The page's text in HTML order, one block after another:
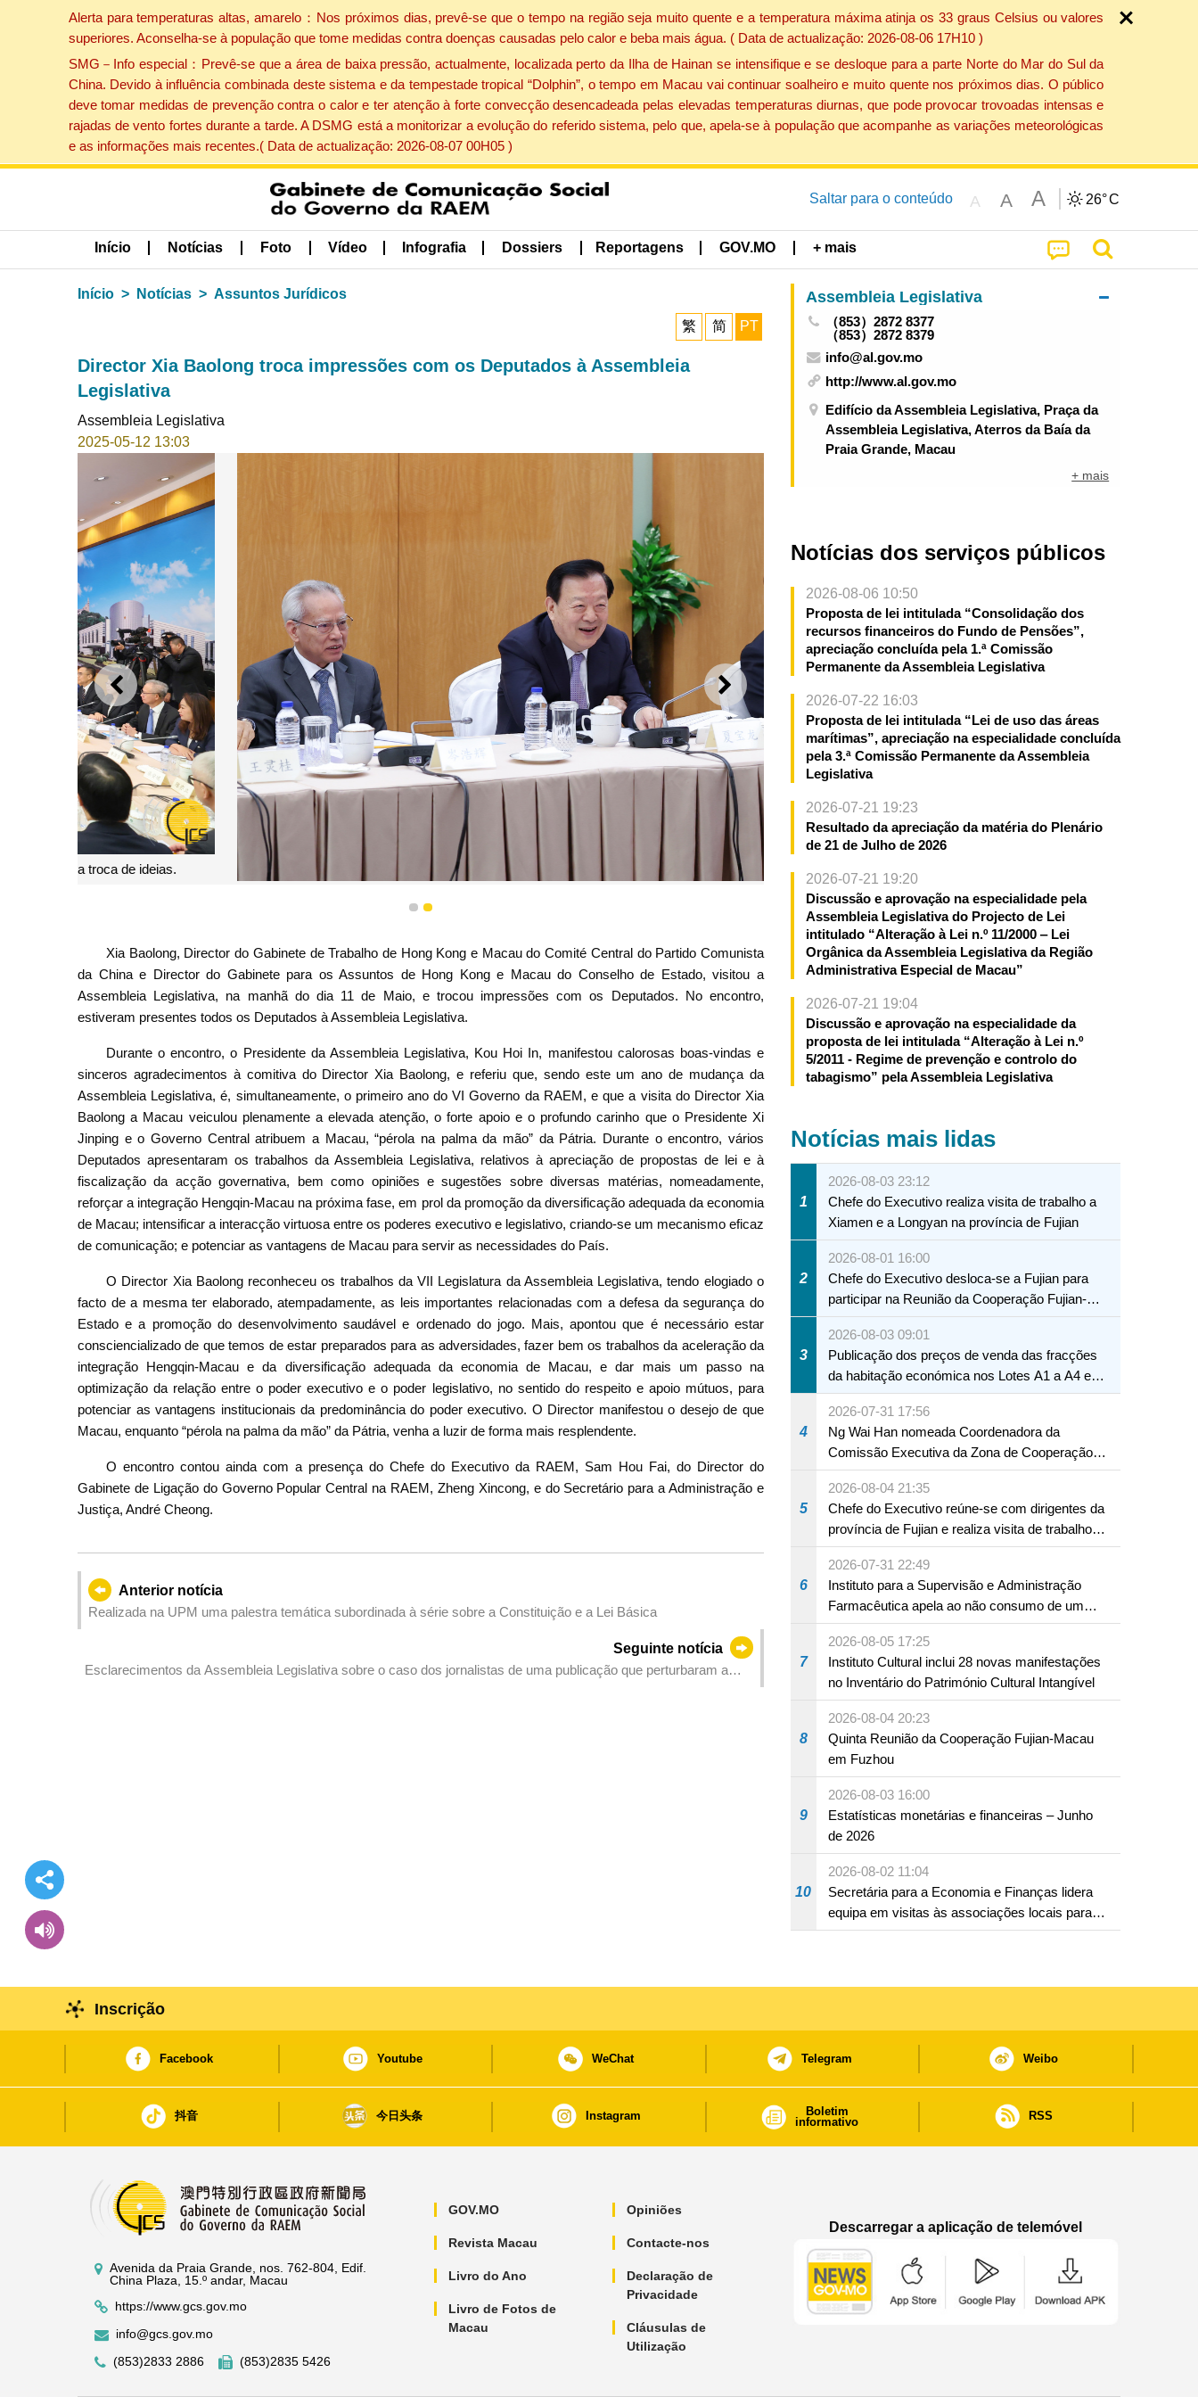
Alerta para temperaturas altas, amarelo：Nos próximos dias, prevê-se que o tempo na região seja muito quente e a temperatura máxima atinja os 33 graus Celsius ou valores
superiores. Aconselha-se à população que tome medidas contra doenças causadas pelo calor e beba mais água. ( Data de actualização: 2026-08-06 17H10 )
SMG－Info especial：Prevê-se que a área de baixa pressão, actualmente, localizada perto da Ilha de Hainan se intensifique e se desloque para a parte Norte do Mar do Sul da
China. Devido à influência combinada deste sistema e da tempestade tropical “Dolphin”, o tempo em Macau vai continuar soalheiro e muito quente nos próximos dias. O público
deve tomar medidas de prevenção contra o calor e ter atenção à forte convecção desencadeada pelas elevadas temperaturas diurnas, que pode provocar trovoadas intensas e
rajadas de vento fortes durante a tarde. A DSMG está a monitorizar a evolução do referido sistema, pelo que, apela-se à população que acompanhe as variações meteorológicas
e as informações mais recentes.( Data de actualização: 2026-08-07 00H05 )
Saltar para o conteúdo A A A 26°C
Início Notícias Foto Vídeo Infografia Dossiers Reportagens GOV.MO + mais
Início Notícias Assuntos Jurídicos
繁 简 PT
Director Xia Baolong troca impressões com os Deputados à Assembleia
Legislativa
Assembleia Legislativa
2025-05-12 13:03
ANTERIOR SEGUINTE
1
2
Xia Baolong, Director do Gabinete de Trabalho de Hong Kong e Macau do Comité Central do Partido Comunista
da China e Director do Gabinete para os Assuntos de Hong Kong e Macau do Conselho de Estado, visitou a
Assembleia Legislativa, na manhã do dia 11 de Maio, e trocou impressões com os Deputados. No encontro,
estiveram presentes todos os Deputados à Assembleia Legislativa.
Durante o encontro, o Presidente da Assembleia Legislativa, Kou Hoi In, manifestou calorosas boas-vindas e
sinceros agradecimentos à comitiva do Director Xia Baolong, e referiu que, sendo este um ano de mudança da
Assembleia Legislativa, é, simultaneamente, o primeiro ano do VI Governo da RAEM, e que a visita do Director Xia
Baolong a Macau veiculou plenamente a elevada atenção, o forte apoio e o profundo carinho que o Presidente Xi
Jinping e o Governo Central atribuem a Macau, “pérola na palma da mão” da Pátria. Durante o encontro, vários
Deputados apresentaram os trabalhos da Assembleia Legislativa, relativos à apreciação de propostas de lei e à
fiscalização da acção governativa, bem como opiniões e sugestões sobre diversas matérias, nomeadamente,
reforçar a integração Hengqin-Macau na próxima fase, em prol da promoção da diversificação adequada da economia
de Macau; intensificar a interacção virtuosa entre os poderes executivo e legislativo, criando-se um mecanismo eficaz
de comunicação; e potenciar as vantagens de Macau para servir as necessidades do País.
O Director Xia Baolong reconheceu os trabalhos da VII Legislatura da Assembleia Legislativa, tendo elogiado o
facto de a mesma ter elaborado, atempadamente, as leis importantes relacionadas com a defesa da segurança do
Estado e a promoção do desenvolvimento saudável e ordenado do jogo. Mais, apontou que é necessário estar
consciencializado de que temos de estar preparados para as adversidades, fazer bem os trabalhos da aceleração da
integração Hengqin-Macau e da diversificação adequada da economia de Macau, e dar mais um passo na
optimização da relação entre o poder executivo e o poder legislativo, no sentido do respeito e apoio mútuos, para
potenciar as vantagens institucionais da predominância do poder executivo. O Director manifestou o desejo de que
Macau, enquanto “pérola na palma da mão” da Pátria, venha a luzir de forma mais resplendente.
O encontro contou ainda com a presença do Chefe do Executivo da RAEM, Sam Hou Fai, do Director do
Gabinete de Ligação do Governo Popular Central na RAEM, Zheng Xincong, e do Secretário para a Administração e
Justiça, André Cheong.
Anterior notícia
Realizada na UPM uma palestra temática subordinada à série sobre a Constituição e a Lei Básica
Seguinte notícia
Esclarecimentos da Assembleia Legislativa sobre o caso dos jornalistas de uma publicação que perturbaram a
Assembleia Legislativa
（853）2872 8377
（853）2872 8379
info@al.gov.mo
http://www.al.gov.mo
Edifício da Assembleia Legislativa, Praça da
Assembleia Legislativa, Aterros da Baía da
Praia Grande, Macau
+ mais
Notícias dos serviços públicos
2026-08-06 10:50
Proposta de lei intitulada “Consolidação dos
recursos financeiros do Fundo de Pensões”,
apreciação concluída pela 1.ª Comissão
Permanente da Assembleia Legislativa
2026-07-22 16:03
Proposta de lei intitulada “Lei de uso das áreas
marítimas”, apreciação na especialidade concluída
pela 3.ª Comissão Permanente da Assembleia
Legislativa
2026-07-21 19:23
Resultado da apreciação da matéria do Plenário
de 21 de Julho de 2026
2026-07-21 19:20
Discussão e aprovação na especialidade pela
Assembleia Legislativa do Projecto de Lei
intitulado “Alteração à Lei n.º 11/2000 ‒ Lei
Orgânica da Assembleia Legislativa da Região
Administrativa Especial de Macau”
2026-07-21 19:04
Discussão e aprovação na especialidade da
proposta de lei intitulada “Alteração à Lei n.º
5/2011 - Regime de prevenção e controlo do
tabagismo” pela Assembleia Legislativa
Notícias mais lidas
1
2026-08-03 23:12
Chefe do Executivo realiza visita de trabalho a
Xiamen e a Longyan na província de Fujian
2
2026-08-01 16:00
Chefe do Executivo desloca-se a Fujian para
participar na Reunião da Cooperação Fujian-
Macau
3
2026-08-03 09:01
Publicação dos preços de venda das fracções
da habitação económica nos Lotes A1 a A4 e
A12 da Zona A dos Novos Aterros
4
2026-07-31 17:56
Ng Wai Han nomeada Coordenadora da
Comissão Executiva da Zona de Cooperação
Aprofundada entre Guangdong e Macau em
Hengqin
5
2026-08-04 21:35
Chefe do Executivo reúne-se com dirigentes da
província de Fujian e realiza visita de trabalho
em Fuzhou
6
2026-07-31 22:49
Instituto para a Supervisão e Administração
Farmacêutica apela ao não consumo de um
produto com substâncias medicamentosas
ocidentais
7
2026-08-05 17:25
Instituto Cultural inclui 28 novas manifestações
no Inventário do Património Cultural Intangível
8
2026-08-04 20:23
Quinta Reunião da Cooperação Fujian-Macau
em Fuzhou
9
2026-08-03 16:00
Estatísticas monetárias e financeiras – Junho
de 2026
10
2026-08-02 11:04
Secretária para a Economia e Finanças lidera
equipa em visitas às associações locais para
consolidar consensos e promover os trabalhos
Inscrição
Facebook Youtube WeChat Telegram Weibo
抖音 今日头条 Instagram
Boletim
informativo
RSS
Avenida da Praia Grande, nos. 762-804, Edif.
China Plaza, 15.º andar, Macau
https://www.gcs.gov.mo
info@gcs.gov.mo
(853)2833 2886
(853)2835 5426
GOV.MO
Revista Macau
Livro do Ano
Livro de Fotos de
Macau
Opiniões
Contacte-nos
Declaração de
Privacidade
Cláusulas de
Utilização
Descarregar a aplicação de telemóvel